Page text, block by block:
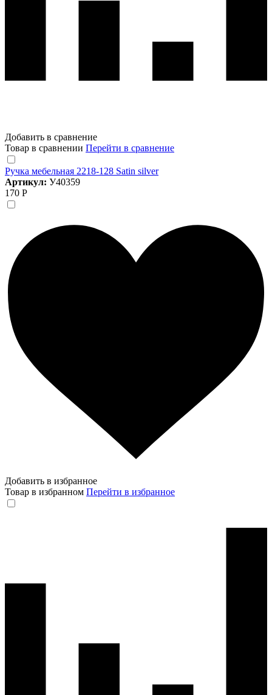
Добавить в сравнение
Товар в сравнении Перейти в сравнение
Ручка мебельная 2218-128 Satin silver
Артикул: У40359
170 Р
Добавить в избранное
Товар в избранном Перейти в избранное